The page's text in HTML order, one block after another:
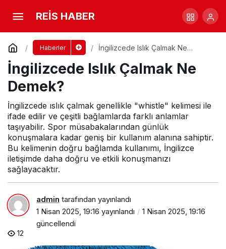
REİS HABER
Haberler
İngilizcede Islık Çalmak Ne
İngilizcede Islık Çalmak Ne
Demek?
İngilizcede ıslık çalmak genellikle "whistle" kelimesi ile
ifade edilir ve çeşitli bağlamlarda farklı anlamlar
taşıyabilir. Spor müsabakalarından günlük
konuşmalara kadar geniş bir kullanım alanına sahiptir.
Bu kelimenin doğru bağlamda kullanımı, İngilizce
iletişimde daha doğru ve etkili konuşmanızı
sağlayacaktır.
admin tarafından yayınlandı
1 Nisan 2025, 19:16 yayınlandı
1 Nisan 2025, 19:16
güncellendi
12
İngilizcede Islık Çalmak Ne Demek?
Yorum Yap